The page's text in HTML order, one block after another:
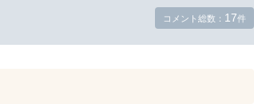
コメント総数： 17件